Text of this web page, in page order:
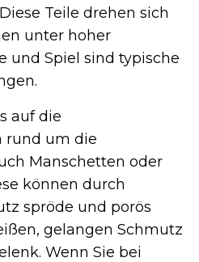
Teile drehen sich
unter hoher
und Spiel sind typische
auf die
rund um die
Manschetten oder
können durch
spröde und porös
gelangen Schmutz
Wenn Sie bei